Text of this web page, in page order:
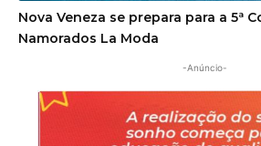
Nova Veneza se prepara para a 5ª
Namorados La Moda
-Anúncio-